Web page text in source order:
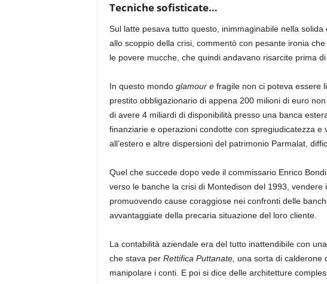
Tecniche sofisticate…
Sul latte pesava tutto questo, inimmaginabile nella
allo scoppio della crisi, commentò con pesante ironia
le povere mucche, che quindi andavano risarcite prima di
In questo mondo glamour e fragile non ci poteva essere
prestito obbligazionario di appena 200 milioni di euro
di avere 4 miliardi di disponibilità presso una banca
finanziarie e operazioni condotte con spregiudicatezza e
all’estero e altre dispersioni del patrimonio Parmalat,
Quel che succede dopo vede il commissario Enrico
verso le banche la crisi di Montedison del 1993,
promuovendo cause coraggiose nei confronti delle
avvantaggiate della precaria situazione del loro cliente.
La contabilità aziendale era del tutto inattendibile con
che stava perRettifica Puttanate, una sorta di calderone
manipolare i conti. E poi si dice delle architetture